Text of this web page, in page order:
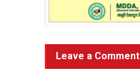
Leave a Comment